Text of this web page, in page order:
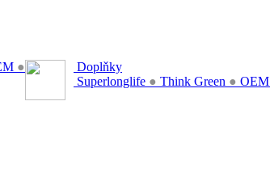
●
Doplňky
Superlonglife ● Think Green ● OEM